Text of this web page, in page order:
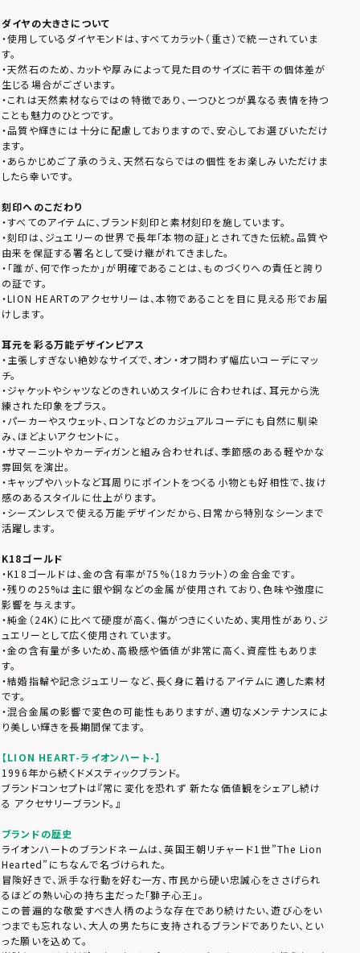
ダイヤの大きさについて
・使用しているダイヤモンドは、すべてカラット（重さ）で統一されていま
す。
・天然石のため、カットや厚みによって見た目のサイズに若干の個体差が
生じる場合がございます。
・これは天然素材ならではの特徴であり、一つひとつが異なる表情を持つ
ことも魅力のひとつです。
・品質や輝きには十分に配慮しておりますので、安心してお選びいただけ
ます。
・あらかじめご了承のうえ、天然石ならではの個性をお楽しみいただけま
したら幸いです。
刻印へのこだわり
・すべてのアイテムに、ブランド刻印と素材刻印を施しています。
・刻印は、ジュエリーの世界で長年「本物の証」とされてきた伝統。品質や
由来を保証する署名として受け継がれてきました。
・「誰が、何で作ったか」が明確であることは、ものづくりへの責任と誇り
の証です。
・LION HEARTのアクセサリーは、本物であることを目に見える形でお届
けします。
耳元を彩る万能デザインピアス
・主張しすぎない絶妙なサイズで、オン・オフ問わず幅広いコーデにマッ
チ。
・ジャケットやシャツなどのきれいめスタイルに合わせれば、耳元から洗
練された印象をプラス。
・パーカーやスウェット、ロンTなどのカジュアルコーデにも自然に馴染
み、ほどよいアクセントに。
・サマーニットやカーディガンと組み合わせれば、季節感のある軽やかな
雰囲気を演出。
・キャップやハットなど耳周りにポイントをつくる小物とも好相性で、抜け
感のあるスタイルに仕上がります。
・シーズンレスで使える万能デザインだから、日常から特別なシーンまで
活躍します。
K18ゴールド
・K18ゴールドは、金の含有率が75%（18カラット）の金合金です。
・残りの25%は主に銀や銅などの金属が使用されており、色味や強度に
影響を与えます。
・純金（24K）に比べて硬度が高く、傷がつきにくいため、実用性があり、ジ
ュエリーとして広く使用されています。
・金の含有量が多いため、高級感や価値が非常に高く、資産性もありま
す。
・結婚指輪や記念ジュエリーなど、長く身に着けるアイテムに適した素材
です。
・混合金属の影響で変色の可能性もありますが、適切なメンテナンスによ
り美しい輝きを長期間保てます。
【LION HEART-ライオンハート-】
1996年から続くドメスティックブランド。
ブランドコンセプトは『常に変化を恐れず 新たな価値観をシェアし続け
る アクセサリーブランド。』
ブランドの歴史
ライオンハートのブランドネームは、英国王朝リチャード1世”The Lion
Hearted”にちなんで名づけられた。
冒険好きで、派手な行動を好む一方、市民から硬い忠誠心をささげられ
るほどの熱い心の持ち主だった「獅子心王」。
この普遍的な敬愛すべき人柄のような存在であり続けたい、遊び心をい
つまでも忘れない、大人の男たちに支持されるブランドでありたい、とい
った願いを込めて。